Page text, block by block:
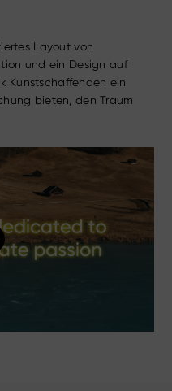
Layout von
und ein Design auf
Kunstschaffenden ein
bieten, den Traum